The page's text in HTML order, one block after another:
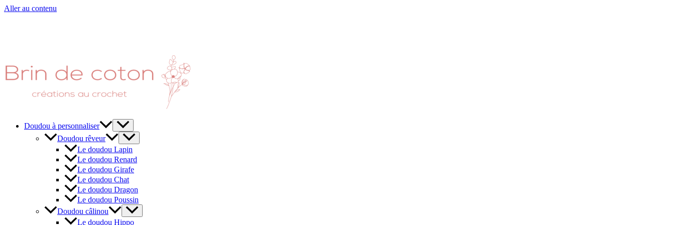
Aller au contenu
Doudou à personnaliser
Doudou rêveur
Le doudou Lapin
Le doudou Renard
Le doudou Girafe
Le doudou Chat
Le doudou Dragon
Le doudou Poussin
Doudou câlinou
Le doudou Hippo